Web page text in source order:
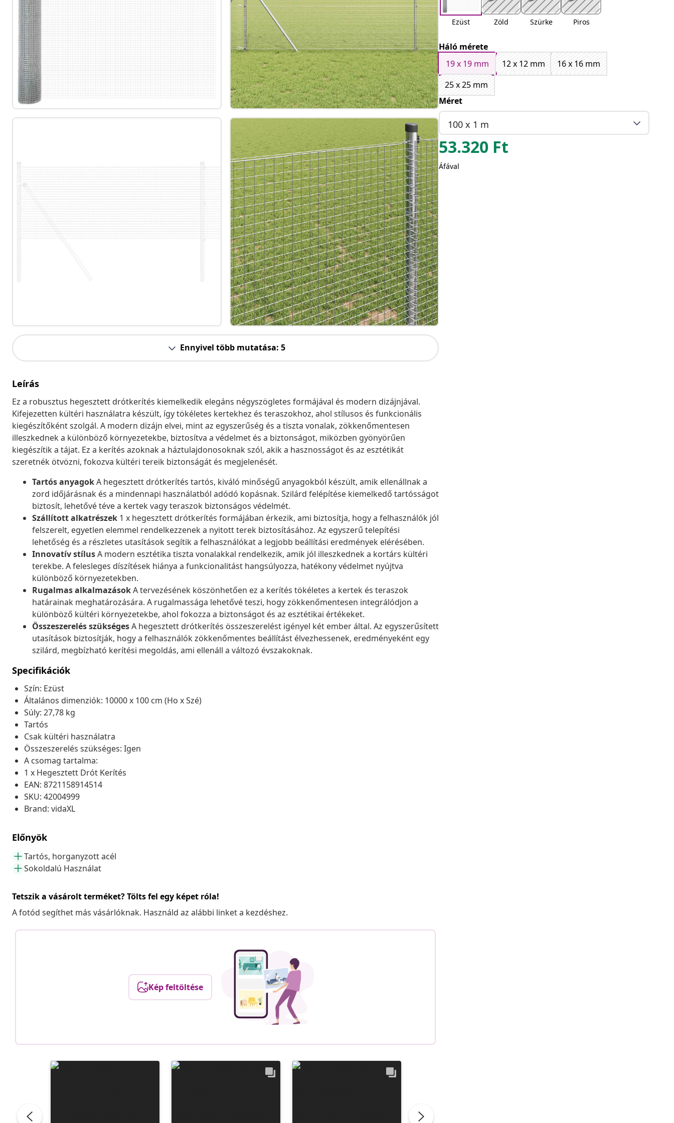
Ennyivel több mutatása: 5
Leírás
Ez a robusztus hegesztett drótkerítés kiemelkedik elegáns négyszögletes formájával és modern dizájnjával.
Kifejezetten kültéri használatra készült, így tökéletes kertekhez és teraszokhoz, ahol stílusos és funkcionális
kiegészítőként szolgál. A modern dizájn elvei, mint az egyszerűség és a tiszta vonalak, zökkenőmentesen
illeszkednek a különböző környezetekbe, biztosítva a védelmet és a biztonságot, miközben gyönyörűen
kiegészítik a tájat. Ez a kerítés azoknak a háztulajdonosoknak szól, akik a hasznosságot és az esztétikát
szeretnék ötvözni, fokozva kültéri tereik biztonságát és megjelenését.
Tartós anyagokA hegesztett drótkerítés tartós, kiváló minőségű anyagokból készült, amik ellenállnak a
zord időjárásnak és a mindennapi használatból adódó kopásnak. Szilárd felépítése kiemelkedő tartósságot
biztosít, lehetővé téve a kertek vagy teraszok biztonságos védelmét.
Szállított alkatrészek 1 x hegesztett drótkerítés formájában érkezik, ami biztosítja, hogy a felhasználók jól
felszerelt, egyetlen elemmel rendelkezzenek a nyitott terek biztosításához. Az egyszerű telepítési
lehetőség és a részletes utasítások segítik a felhasználókat a legjobb beállítási eredmények elérésében.
Innovatív stílusA modern esztétika tiszta vonalakkal rendelkezik, amik jól illeszkednek a kortárs kültéri
terekbe. A felesleges díszítések hiánya a funkcionalitást hangsúlyozza, hatékony védelmet nyújtva
különböző környezetekben.
Rugalmas alkalmazásokA tervezésének köszönhetően ez a kerítés tökéletes a kertek és teraszok
határainak meghatározására. A rugalmassága lehetővé teszi, hogy zökkenőmentesen integrálódjon a
különböző kültéri környezetekbe, ahol fokozza a biztonságot és az esztétikai értékeket.
Összeszerelés szükségesA hegesztett drótkerítés összeszerelést igényel két ember által. Az egyszerűsített
utasítások biztosítják, hogy a felhasználók zökkenőmentes beállítást élvezhessenek, eredményeként egy
szilárd, megbízható kerítési megoldás, ami ellenáll a változó évszakoknak.
Specifikációk
Szín: Ezüst
Általános dimenziók: 10000 x 100 cm (Ho x Szé)
Súly: 27,78 kg
Tartós
Csak kültéri használatra
Összeszerelés szükséges: Igen
A csomag tartalma:
1 x Hegesztett Drót Kerítés
EAN: 8721158914514
SKU: 42004999
Brand: vidaXL
Előnyök
Tartós, horganyzott acél
Sokoldalú Használat
Tetszik a vásárolt terméket? Tölts fel egy képet róla!
A fotód segíthet más vásárlóknak. Használd az alábbi linket a kezdéshez.
Kép feltöltése
Ezüst Zöld Szürke Piros
Háló mérete
19 x 19 mm
12 x 12 mm
16 x 16 mm
25 x 25 mm
Méret
100 x 1 m
53.320 Ft
Áfával